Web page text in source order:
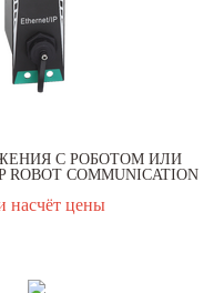
С РОБОТОМ ИЛИ
COMMUNICATION
насчёт цены